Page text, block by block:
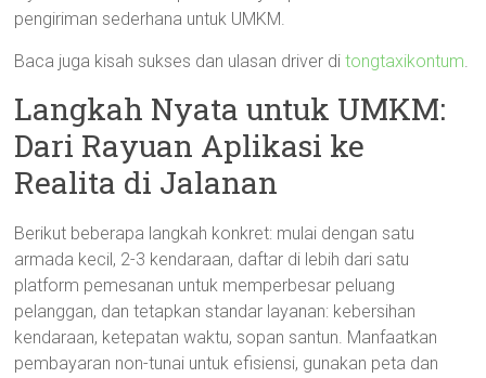
pengiriman sederhana untuk UMKM.
Baca juga kisah sukses dan ulasan driver ditongtaxikontum.
Langkah Nyata untuk UMKM:
Dari Rayuan Aplikasi ke
Realita di Jalanan
Berikut beberapa langkah konkret: mulai dengan satu
armada kecil, 2-3 kendaraan, daftar di lebih dari satu
platform pemesanan untuk memperbesar peluang
pelanggan, dan tetapkan standar layanan: kebersihan
kendaraan, ketepatan waktu, sopan santun. Manfaatkan
pembayaran non-tunai untuk efisiensi, gunakan peta dan